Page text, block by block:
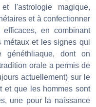
l'astrologie magique,
et à confectionner
en combinant
métaux et les signes qui
généthliaque, dont on
orale a permis de
actuellement) sur le
et que les hommes sont
une pour la naissance